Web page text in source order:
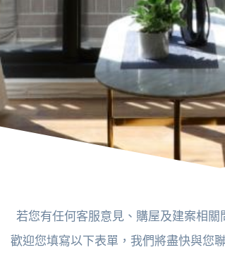
若您有任何客服意見、購屋及建案相關
歡迎您填寫以下表單，我們將盡快與您